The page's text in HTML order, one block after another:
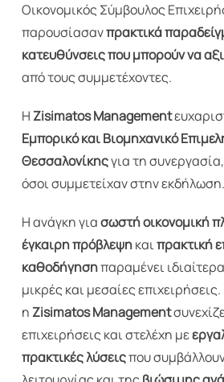
Οικονομικός Σύμβουλος
παρουσίασανπρακτικά
κατευθύνσεις που μπορούν να
από τους συμμετέχοντες.
ΗZisimatos Management
Εμπορικό και Βιομηχανικό
Θεσσαλονίκηςγια τη
όσοι συμμετείχαν στην εκδήλωση.
Η ανάγκη γιασωστή οικονομική
έγκαιρη πρόβλεψηκαιπρακτική
καθοδήγησηπαραμένει
μικρές και μεσαίες
ηZisimatos Management
επιχειρήσεις και στελέχη με
πρακτικές λύσειςπου